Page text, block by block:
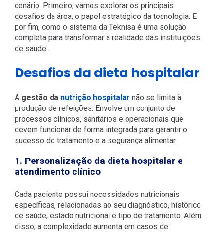
cenário. Primeiro, vamos explorar os principais
desafios da área, o papel estratégico da tecnologia. E
por fim, como o sistema da Teknisa é uma solução
completa para transformar a realidade das instituições
de saúde.
Desafios da dieta hospitalar
A gestão da nutrição hospitalar não se limita à
produção de refeições. Envolve um conjunto de
processos clínicos, sanitários e operacionais que
devem funcionar de forma integrada para garantir o
sucesso do tratamento e a segurança alimentar.
1. Personalização da dieta hospitalar e
atendimento clínico
Cada paciente possui necessidades nutricionais
específicas, relacionadas ao seu diagnóstico, histórico
de saúde, estado nutricional e tipo de tratamento. Além
disso, a complexidade aumenta em casos de